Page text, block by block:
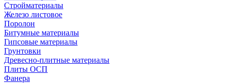
Стройматериалы
Железо листовое
Поролон
Битумные материалы
Гипсовые материалы
Грунтовки
Древесно-плитные материалы
Плиты ОСП
Фанера